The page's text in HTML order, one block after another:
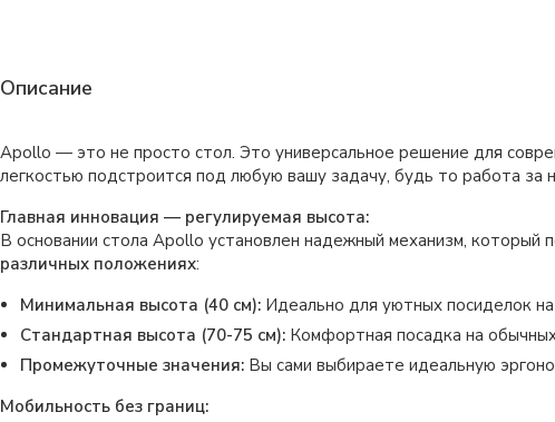
Описание
Apollo — это не просто стол. Это универсальное решение для
легкостью подстроится под любую вашу задачу, будь то работа за
Главная инновация — регулируемая высота:
В основании стола Apollo установлен надежный механизм, который
различных положениях:
Минимальная высота (40 см): Идеально для уютных посиделок
Стандартная высота (70-75 см): Комфортная посадка на
Промежуточные значения: Вы сами выбираете идеальную
Мобильность без границ: